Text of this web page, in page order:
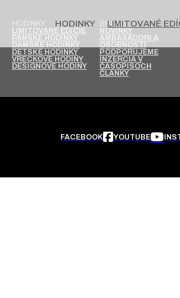
HODINKY LIMITOVANÉ
HODINKY
LIMITOVANÉ EDÍCIE
PÁNSKE HODINKY
DÁMSKÉ HODINKY
DETSKÉ HODINKY
VRECKOVÉ HODINY
DESIGNOVÉ HODINY
BRAND
NOVINKY
AMBASÁDORI A
OSOBNOSTI
PODPORUJEME
INZERCIA V
ČASOPISOCH
ČLÁNKY
FACEBOOK YOUTUBE